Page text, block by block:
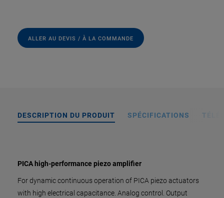
ALLER AU DEVIS / À LA COMMANDE
DESCRIPTION DU PRODUIT SPÉCIFICATIONS
PICA high-performance piezo amplifier
For dynamic continuous operation of PICA piezo actuators
with high electrical capacitance. Analog control. Output